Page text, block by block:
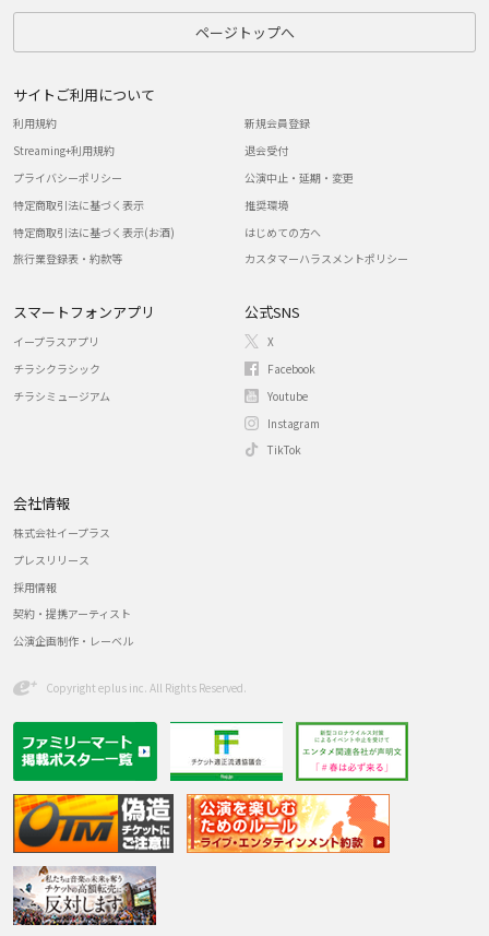
ページトップへ
サイトご利用について
利用規約
Streaming+利用規約
プライバシーポリシー
特定商取引法に基づく表示
特定商取引法に基づく表示(お酒)
旅行業登録表・約款等
新規会員登録
退会受付
公演中止・延期・変更
推奨環境
はじめての方へ
カスタマーハラスメントポリシー
スマートフォンアプリ
イープラスアプリ
チラシクラシック
チラシミュージアム
公式SNS
X
Facebook
Youtube
Instagram
TikTok
会社情報
株式会社イープラス
プレスリリース
採用情報
契約・提携アーティスト
公演企画制作・レーベル
Copyright eplus inc. All Rights Reserved.